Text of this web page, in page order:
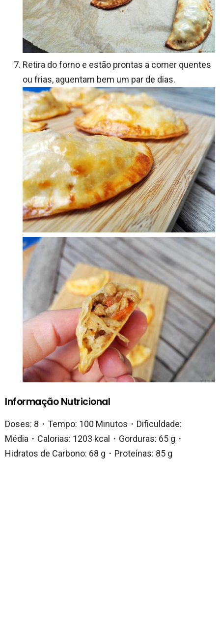
Retira do forno e estão prontas a comer quentes
ou frias, aguentam bem um par de dias.
Informação Nutricional
Doses: 8・Tempo: 100 Minutos・Dificuldade:
Média・Calorias: 1203 kcal・Gorduras: 65 g・
Hidratos de Carbono: 68 g・Proteínas: 85 g